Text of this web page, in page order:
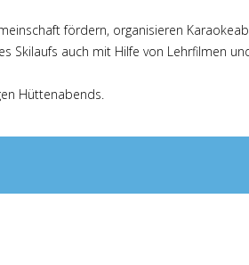
fördern, organisieren
Skilaufs auch mit Hilfe von Lehrfilmen
Hüttenabends.